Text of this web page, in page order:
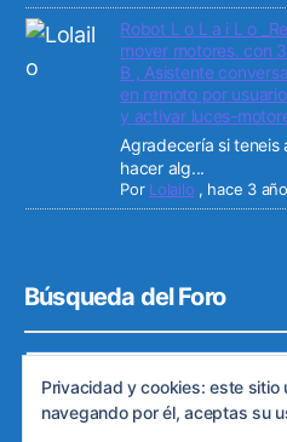
Robot L o L a i L o
mover motores. con
B , Asistente
en remoto por
y activar luces-
Agradecería si
hacer alg...
Por Lolailo , hace 3
Búsqueda del Foro
Privacidad y cookies: este sitio
navegando por él, aceptas su